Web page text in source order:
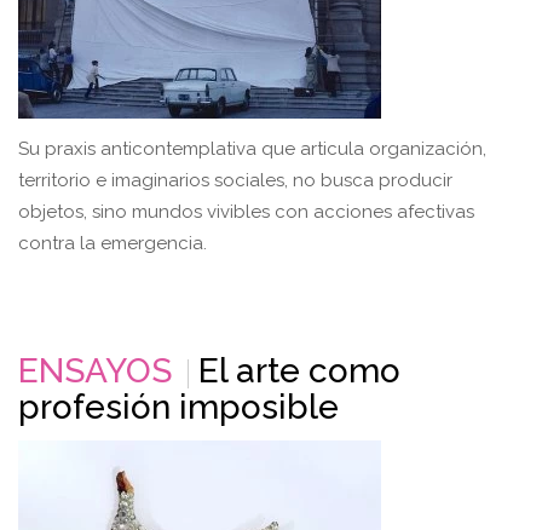
Su praxis anticontemplativa que articula organización,
territorio e imaginarios sociales, no busca producir
objetos, sino mundos vivibles con acciones afectivas
contra la emergencia.
ENSAYOS
El arte como
profesión imposible